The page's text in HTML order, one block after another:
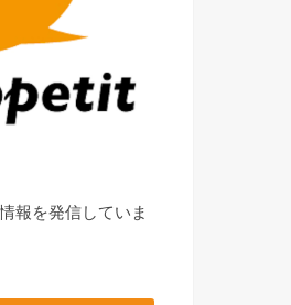
報を発信していま